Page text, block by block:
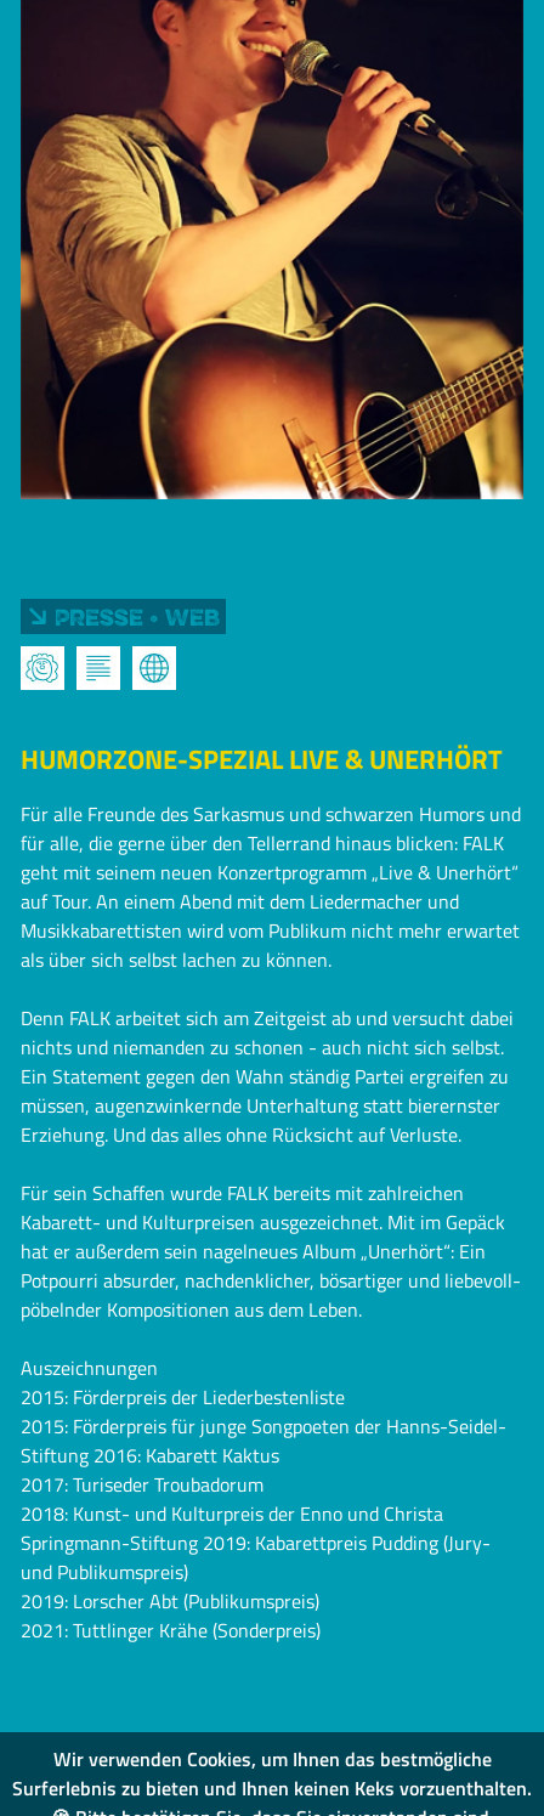
Wir verwenden Cookies, um Ihnen das bestmögliche
Surferlebnis zu bieten und Ihnen keinen Keks vorzuenthalten.
Presse • Web
HUMORZONE-SPEZIAL LIVE & UNERHÖRT
Für alle Freunde des Sarkasmus und schwarzen Humors und
für alle, die gerne über den Tellerrand hinaus blicken: FALK
geht mit seinem neuen Konzertprogramm „Live & Unerhört“
auf Tour. An einem Abend mit dem Liedermacher und
Musikkabarettisten wird vom Publikum nicht mehr erwartet
als über sich selbst lachen zu können.
Denn FALK arbeitet sich am Zeitgeist ab und versucht dabei
nichts und niemanden zu schonen - auch nicht sich selbst.
Ein Statement gegen den Wahn ständig Partei ergreifen zu
müssen, augenzwinkernde Unterhaltung statt bierernster
Erziehung. Und das alles ohne Rücksicht auf Verluste.
Für sein Schaffen wurde FALK bereits mit zahlreichen
Kabarett- und Kulturpreisen ausgezeichnet. Mit im Gepäck
hat er außerdem sein nagelneues Album „Unerhört“: Ein
Potpourri absurder, nachdenklicher, bösartiger und liebevoll-
pöbelnder Kompositionen aus dem Leben.
Auszeichnungen
2015: Förderpreis der Liederbestenliste
2015: Förderpreis für junge Songpoeten der Hanns-Seidel-
Stiftung 2016: Kabarett Kaktus
2017: Turiseder Troubadorum
2018: Kunst- und Kulturpreis der Enno und Christa
Springmann-Stiftung 2019: Kabarettpreis Pudding (Jury-
und Publikumspreis)
2019: Lorscher Abt (Publikumspreis)
2021: Tuttlinger Krähe (Sonderpreis)